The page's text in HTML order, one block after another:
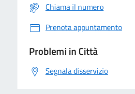
Chiama il numero
Prenota appuntamento
Problemi in Città
Segnala disservizio